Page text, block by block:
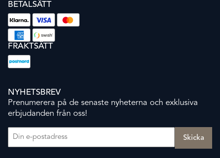
BETALSÄTT
FRAKTSÄTT
NYHETSBREV
Prenumerera på de senaste nyheterna och exklusiva
erbjudanden från oss!